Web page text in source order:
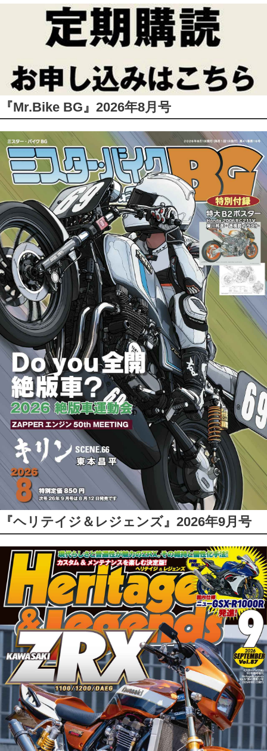
『Mr.Bike BG』2026年8月号
『ヘリテイジ＆レジェンズ』2026年9月号